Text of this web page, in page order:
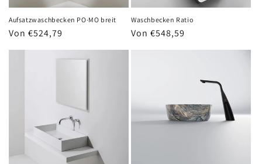
Aufsatzwaschbecken PO·MO breit
Normaler
Von €524,79
Waschbecken Ratio
Normaler
Von €548,59